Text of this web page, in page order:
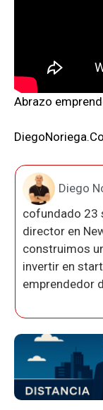
Abrazo
DiegoNoriega.Co
Diego
cofundado 23
director en
construimos
invertir en
emprendedor